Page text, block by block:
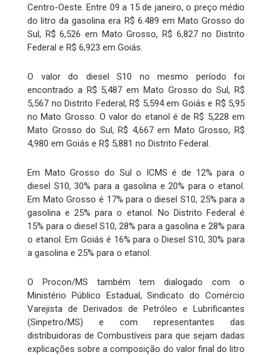
Centro-Oeste. Entre 09 a 15 de janeiro, o preço médio
do litro da gasolina era R$ 6.489 em Mato Grosso do
Sul, R$ 6,526 em Mato Grosso, R$ 6,827 no Distrito
Federal e R$ 6,923 em Goiás.
O valor do diesel S10 no mesmo período foi
encontrado a R$ 5,487 em Mato Grosso do Sul, R$
5,567 no Distrito Federal, R$ 5,594 em Goiás e R$ 5,95
no Mato Grosso. O valor do etanol é de R$ 5,228 em
Mato Grosso do Sul, R$ 4,667 em Mato Grosso, R$
4,980 em Goiás e R$ 5,881 no Distrito Federal.
Em Mato Grosso do Sul o ICMS é de 12% para o
diesel S10, 30% para a gasolina e 20% para o etanol.
Em Mato Grosso é 17% para o diesel S10, 25% para a
gasolina e 25% para o etanol. No Distrito Federal é
15% para o diesel S10, 28% para a gasolina e 28% para
o etanol. Em Goiás é 16% para o Diesel S10, 30% para
a gasolina e 25% para o etanol.
O Procon/MS também tem dialogado com o
Ministério Público Estadual, Sindicato do Comércio
Varejista de Derivados de Petróleo e Lubrificantes
(Sinpetro/MS) e com representantes das
distribuidoras de Combustíveis para que sejam dadas
explicações sobre a composição do valor final do litro